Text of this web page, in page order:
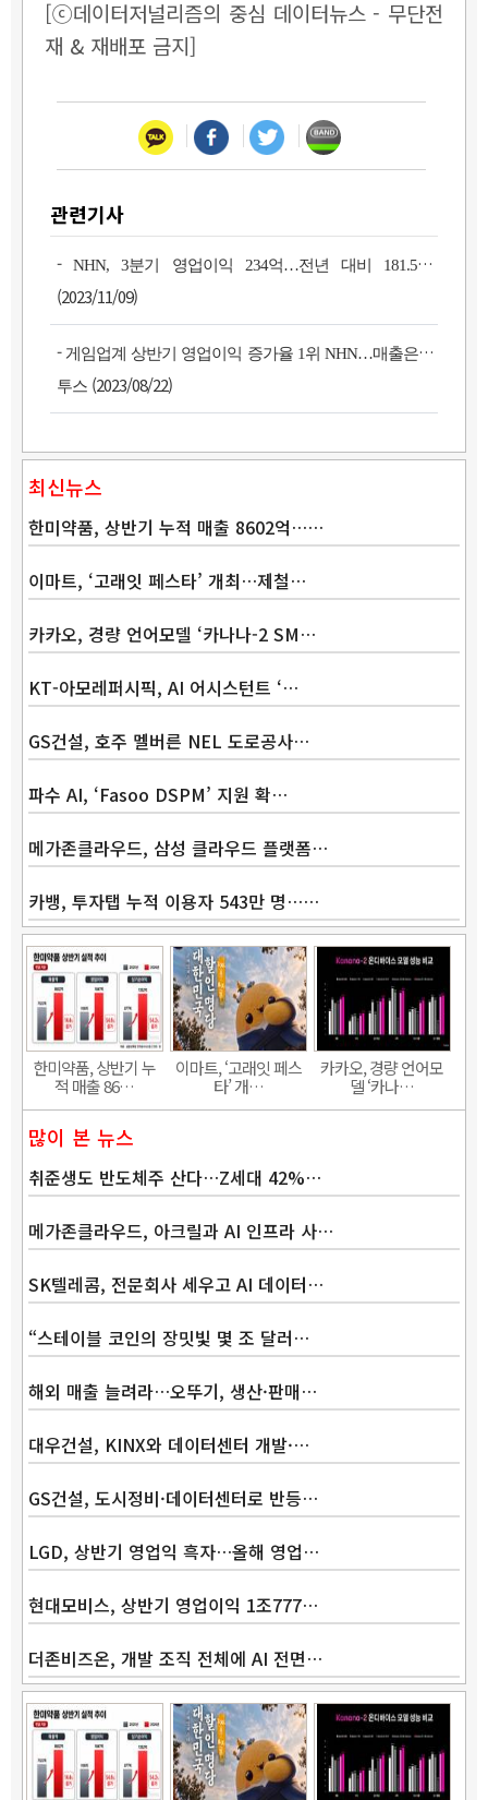
[ⓒ데이터저널리즘의 중심 데이터뉴스 - 무단전
재 & 재배포 금지]
관련기사
-NHN, 3분기 영업이익 234억…전년 대비 181.5%↑
(2023/11/09)
- 게임업계 상반기 영업이익 증가율 1위 NHN…매출은 컴
투스 (2023/08/22)
최신뉴스
한미약품, 상반기 누적 매출 8602억……
이마트, ‘고래잇 페스타’ 개최…제철…
카카오, 경량 언어모델 ‘카나나-2 SM…
KT-아모레퍼시픽, AI 어시스턴트 ‘…
GS건설, 호주 멜버른 NEL 도로공사…
파수 AI, ‘Fasoo DSPM’ 지원 확…
메가존클라우드, 삼성 클라우드 플랫폼…
카뱅, 투자탭 누적 이용자 543만 명……
한미약품, 상반기 누
적 매출 86…
이마트, ‘고래잇 페스
타’ 개…
카카오, 경량 언어모
델 ‘카나…
많이 본 뉴스
취준생도 반도체주 산다…Z세대 42%…
메가존클라우드, 아크릴과 AI 인프라 사…
SK텔레콤, 전문회사 세우고 AI 데이터…
“스테이블 코인의 장밋빛 몇 조 달러…
해외 매출 늘려라…오뚜기, 생산·판매…
대우건설, KINX와 데이터센터 개발·…
GS건설, 도시정비·데이터센터로 반등…
LGD, 상반기 영업익 흑자…올해 영업…
현대모비스, 상반기 영업이익 1조777…
더존비즈온, 개발 조직 전체에 AI 전면…